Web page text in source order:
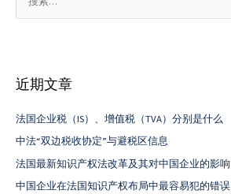
索
近期文章
法国企业税（IS）、增值税（TVA）分别是什么
中法“双边税收协定”与避税区信息
法国最新知识产权法改革及其对中国企业的影响
中国企业在法国知识产权布局中最容易犯的错误